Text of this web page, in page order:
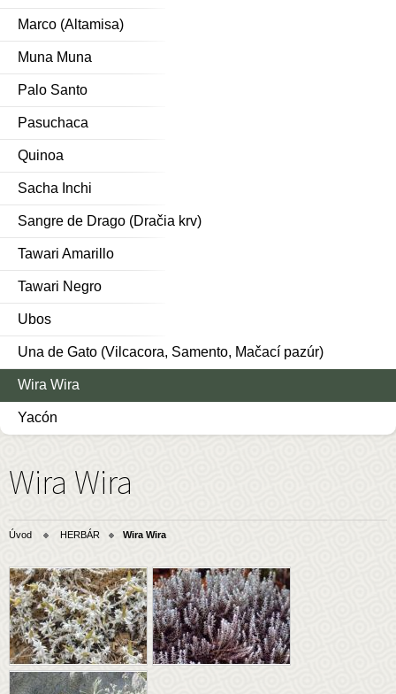
Marco (Altamisa)
Muna Muna
Palo Santo
Pasuchaca
Quinoa
Sacha Inchi
Sangre de Drago (Dračia krv)
Tawari Amarillo
Tawari Negro
Ubos
Una de Gato (Vilcacora, Samento, Mačací pazúr)
Wira Wira
Yacón
Wira Wira
Úvod HERBÁR Wira Wira